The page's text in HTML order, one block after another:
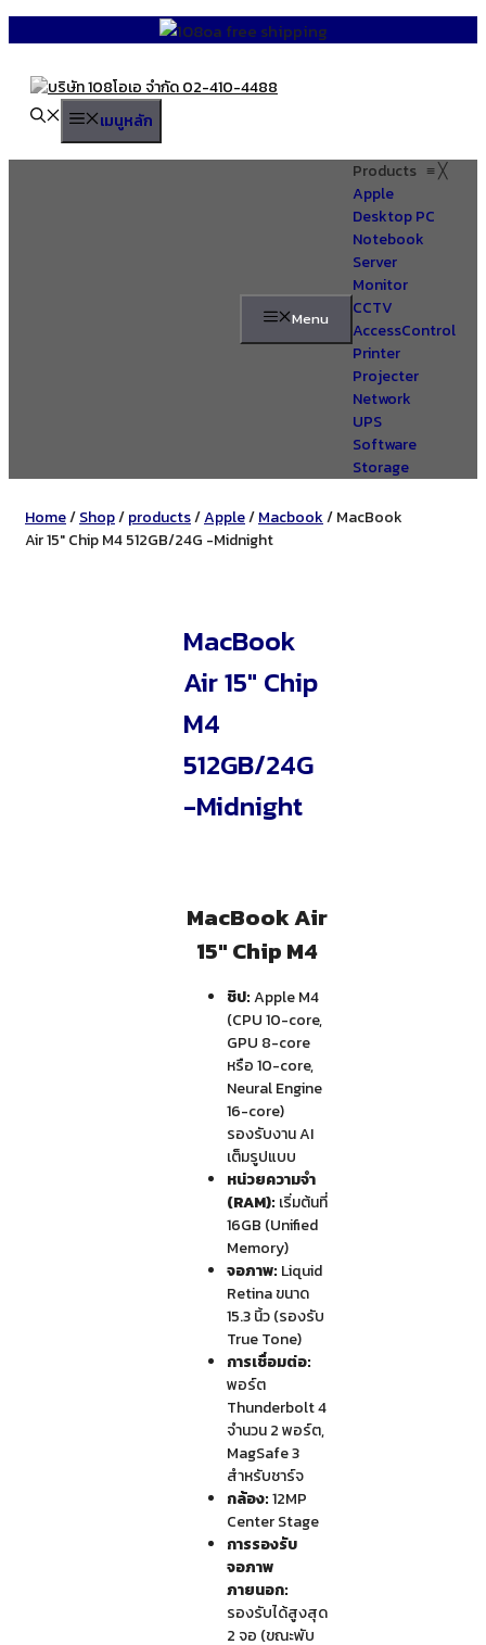
content
เมนูหลัก
Menu
Products ≡╳
Apple
Desktop PC
Notebook
Server
Monitor
CCTV
AccessControl
Printer
Projecter
Network
UPS
Software
Storage
Home/Shop/products/Apple/Macbook/ MacBook
Air 15″ Chip M4 512GB/24G -Midnight
MacBook
Air 15″ Chip
M4
512GB/24G
-Midnight
MacBook Air
15″ Chip M4
ชิป:Apple M4
(CPU 10-core,
GPU 8-core
หรือ 10-core,
Neural Engine
16-core)
รองรับงาน AI
เต็มรูปแบบ
หน่วยความจำ
(RAM): เริ่มต้นที่
16GB (Unified
Memory)
จอภาพ: Liquid
Retina ขนาด
15.3 นิ้ว (รองรับ
True Tone)
การเชื่อมต่อ:
พอร์ต
Thunderbolt 4
จำนวน 2 พอร์ต,
MagSafe 3
สำหรับชาร์จ
กล้อง:12MP
Center Stage
การรองรับ
จอภาพ
ภายนอก:
รองรับได้สูงสุด
2 จอ (ขณะพับ